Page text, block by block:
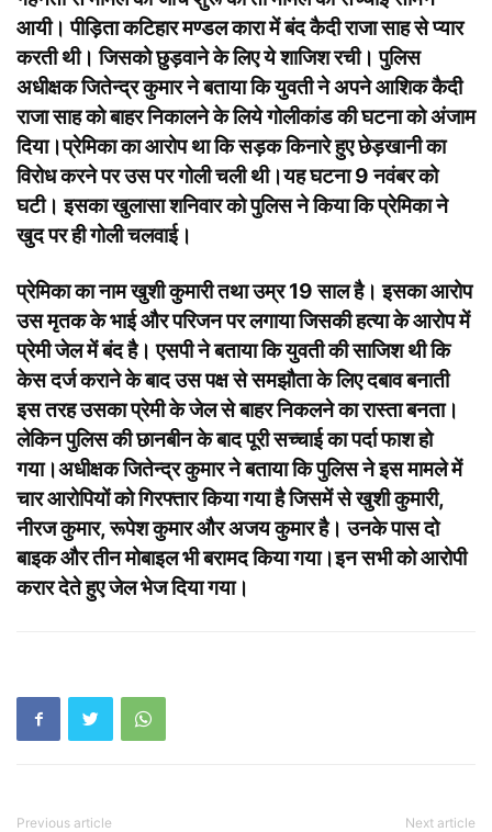
आयी। पीड़िता कटिहार मण्डल कारा में बंद कैदी राजा साह से प्यार
करती थी। जिसको छुड़वाने के लिए ये शाजिश रची। पुलिस
अधीक्षक जितेन्द्र कुमार ने बताया कि युवती ने अपने आशिक कैदी
राजा साह को बाहर निकालने के लिये गोलीकांड की घटना को अंजाम
दिया।प्रेमिका का आरोप था कि सड़क किनारे हुए छेड़खानी का
विरोध करने पर उस पर गोली चली थी।यह घटना 9 नवंबर को
घटी। इसका खुलासा शनिवार को पुलिस ने किया कि प्रेमिका ने
खुद पर ही गोली चलवाई।
प्रेमिका का नाम खुशी कुमारी तथा उम्र 19 साल है। इसका आरोप
उस मृतक के भाई और परिजन पर लगाया जिसकी हत्या के आरोप में
प्रेमी जेल में बंद है। एसपी ने बताया कि युवती की साजिश थी कि
केस दर्ज कराने के बाद उस पक्ष से समझौता के लिए दबाव बनाती
इस तरह उसका प्रेमी के जेल से बाहर निकलने का रास्ता बनता।
लेकिन पुलिस की छानबीन के बाद पूरी सच्चाई का पर्दा फाश हो
गया।अधीक्षक जितेन्द्र कुमार ने बताया कि पुलिस ने इस मामले में
चार आरोपियों को गिरफ्तार किया गया है जिसमें से खुशी कुमारी,
नीरज कुमार, रूपेश कुमार और अजय कुमार है। उनके पास दो
बाइक और तीन मोबाइल भी बरामद किया गया।इन सभी को आरोपी
करार देते हुए जेल भेज दिया गया।
Previous article Next article